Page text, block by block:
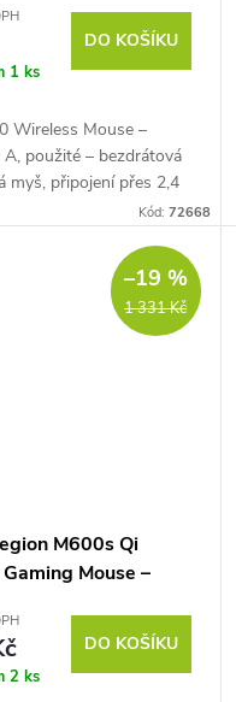
1 ks
DO KOŠÍKU
Wireless Mouse –
A, použité – bezdrátová
myš, připojení přes 2,4
optický senzor,
Kód: 72668
1 331 Kč
–19 %
M600s Qi
Mouse –
2 ks
DO KOŠÍKU